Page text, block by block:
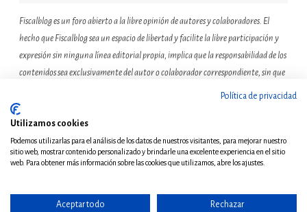
Fiscalblog es un foro abierto a la libre opinión de autores y colaboradores. El
hecho que Fiscalblog sea un espacio de libertad y facilite la libre participación y
expresión sin ninguna línea editorial propia, implica que la responsabilidad de los
contenidos sea exclusivamente del autor o colaborador correspondiente, sin que
ello suponga que el resto de miembros de la comunidad de Fiscalblog asuman o
compartan las reflexiones u opiniones expresadas.
© Copyright 2011 - Todos
Política de privacidad
Utilizamos cookies
Podemos utilizarlas para el análisis de los datos de nuestros visitantes, para mejorar nuestro
sitio web, mostrar contenido personalizado y brindarle una excelente experiencia en el sitio
web. Para obtener más información sobre las cookies que utilizamos, abre los ajustes.
Aceptar todo Rechazar